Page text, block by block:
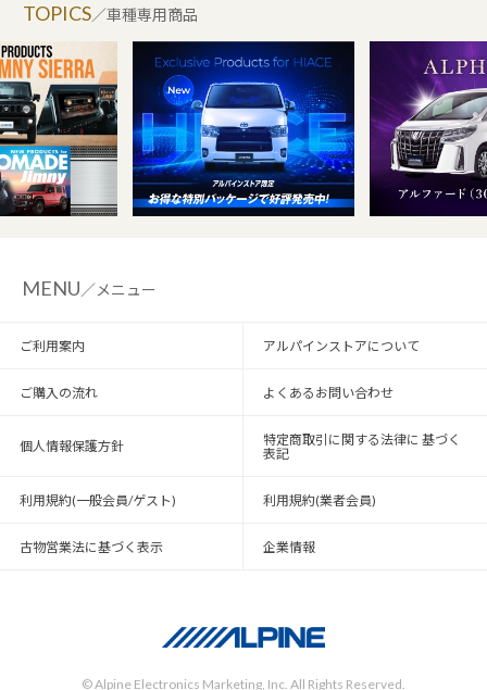
／車種専用商品
MENU／メニュー
ご利用案内 アルパインストアについて
ご購入の流れ よくあるお問い合わせ
個人情報保護方針
特定商取引に関する法律に 基づく
表記
利用規約(一般会員/ゲスト) 利用規約(業者会員)
古物営業法に基づく表示 企業情報
© Alpine Electronics Marketing, Inc. All Rights Reserved.